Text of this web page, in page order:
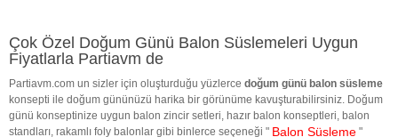
Çok Özel Doğum Günü Balon Süslemeleri Uygun
Fiyatlarla Partiavm de
Partiavm.com un sizler için oluşturduğu yüzlerce doğum günü balon süsleme
konsepti ile doğum gününüzü harika bir görünüme kavuşturabilirsiniz. Doğum
günü konseptinize uygun balon zincir setleri, hazır balon konseptleri, balon
standları, rakamlı foly balonlar gibi binlerce seçeneği " Balon Süsleme "